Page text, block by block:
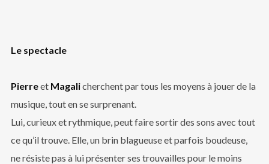
Le spectacle
Pierreet Magalicherchent par tous les moyens à jouer de la
musique, tout en se surprenant.
Lui, curieux et rythmique, peut faire sortir des sons avec tout
ce qu’il trouve. Elle, un brin blagueuse et parfois boudeuse,
ne résiste pas à lui présenter ses trouvailles pour le moins